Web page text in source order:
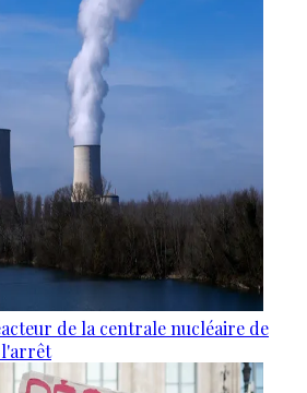
de la centrale nucléaire de
l'arrêt